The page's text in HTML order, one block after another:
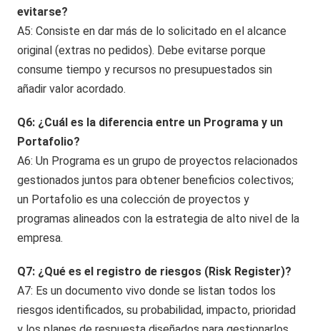
evitarse?
A5: Consiste en dar más de lo solicitado en el alcance
original (extras no pedidos). Debe evitarse porque
consume tiempo y recursos no presupuestados sin
añadir valor acordado.
Q6: ¿Cuál es la diferencia entre un Programa y un
Portafolio?
A6: Un Programa es un grupo de proyectos relacionados
gestionados juntos para obtener beneficios colectivos;
un Portafolio es una colección de proyectos y
programas alineados con la estrategia de alto nivel de la
empresa.
Q7: ¿Qué es el registro de riesgos (Risk Register)?
A7: Es un documento vivo donde se listan todos los
riesgos identificados, su probabilidad, impacto, prioridad